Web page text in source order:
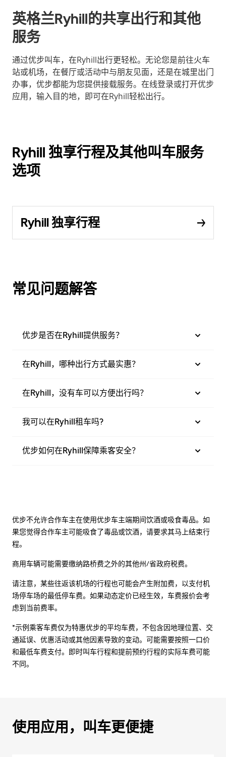
英格兰Ryhill的共享出行和其他
服务
通过优步叫车，在Ryhill出行更轻松。无论您是前往火车
站或机场，在餐厅或活动中与朋友见面，还是在城里出门
办事，优步都能为您提供接载服务。在线登录或打开优步
应用，输入目的地，即可在Ryhill轻松出行。
Ryhill 独享行程及其他叫车服务
选项
Ryhill 独享行程
常见问题解答
优步是否在Ryhill提供服务？
在Ryhill，哪种出行方式最实惠？
在Ryhill，没有车可以方便出行吗？
我可以在Ryhill租车吗?
优步如何在Ryhill保障乘客安全？
优步不允许合作车主在使用优步车主端期间饮酒或吸食毒品。如
果您觉得合作车主可能吸食了毒品或饮酒，请要求其马上结束行
程。
商用车辆可能需要缴纳路桥费之外的其他州/省政府税费。
请注意，某些往返该机场的行程也可能会产生附加费，以支付机
场停车场的最低停车费。如果动态定价已经生效，车费报价会考
虑到当前费率。
*示例乘客车费仅为特惠优步的平均车费，不包含因地理位置、交
通延误、优惠活动或其他因素导致的变动。可能需要按照一口价
和最低车费支付。即时叫车行程和提前预约行程的实际车费可能
不同。
使用应用，叫车更便捷